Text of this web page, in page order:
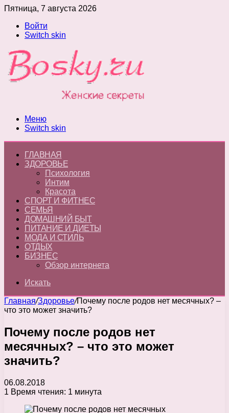
Пятница, 7 августа 2026
Войти
Switch skin
Меню
Switch skin
ГЛАВНАЯ
ЗДОРОВЬЕ
Психология
Интим
Красота
СПОРТ И ФИТНЕС
СЕМЬЯ
ДОМАШНИЙ БЫТ
ПИТАНИЕ И ДИЕТЫ
МОДА И СТИЛЬ
ОТДЫХ
БИЗНЕС
Обзор интернета
Искать
Главная/Здоровье/Почему после родов нет месячных? –
что это может значить?
Почему после родов нет
месячных? – что это может
значить?
06.08.2018
1 Время чтения: 1 минута